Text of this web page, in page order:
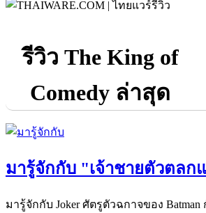
รีวิว The King of
Comedy ล่าสุด
มารู้จักกับ "เจ้าชายตัวตลก
มารู้จักกับ Joker ศัตรูตัวฉกาจของ